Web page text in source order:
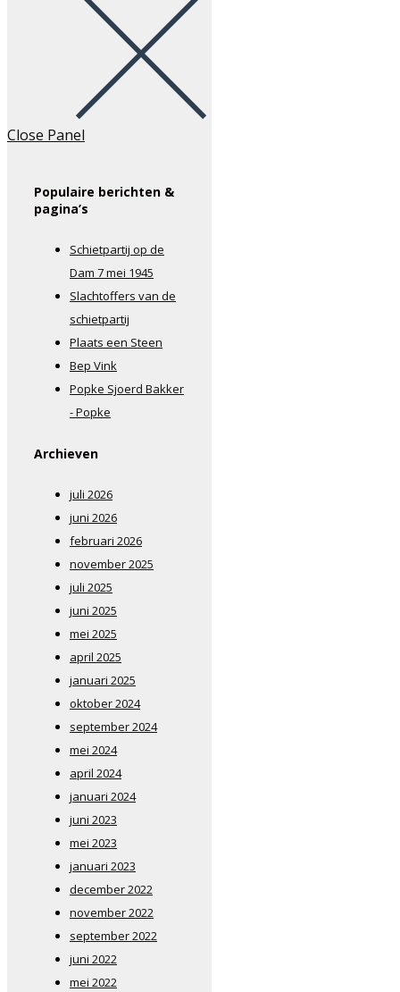
Close Panel
Populaire berichten &
pagina’s
Schietpartij op de
Dam 7 mei 1945
Slachtoffers van de
schietpartij
Plaats een Steen
Bep Vink
Popke Sjoerd Bakker
- Popke
Archieven
juli 2026
juni 2026
februari 2026
november 2025
juli 2025
juni 2025
mei 2025
april 2025
januari 2025
oktober 2024
september 2024
mei 2024
april 2024
januari 2024
juni 2023
mei 2023
januari 2023
december 2022
november 2022
september 2022
juni 2022
mei 2022